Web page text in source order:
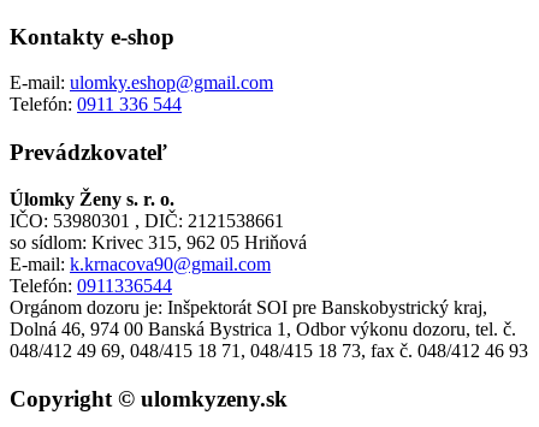
Kontakty e-shop
E-mail: ulomky.eshop@gmail.com
Telefón: 0911 336 544
Prevádzkovateľ
Úlomky Ženy s. r. o.
IČO: 53980301 , DIČ: 2121538661
so sídlom: Krivec 315, 962 05 Hriňová
E-mail: k.krnacova90@gmail.com
Telefón: 0911336544
Orgánom dozoru je: Inšpektorát SOI pre Banskobystrický kraj,
Dolná 46, 974 00 Banská Bystrica 1, Odbor výkonu dozoru, tel. č.
048/412 49 69, 048/415 18 71, 048/415 18 73, fax č. 048/412 46 93
Copyright © ulomkyzeny.sk